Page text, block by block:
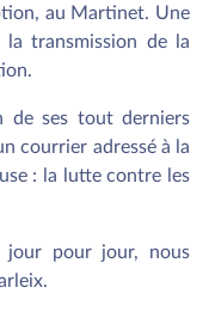
au Martinet. Une
transmission de la
de ses tout derniers
courrier adressé à la
: la lutte contre les
jour pour jour, nous